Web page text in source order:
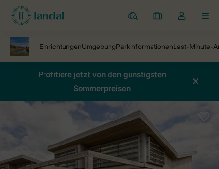
Ferienparks
Meine
Dropdown-
öffnen
Profitiere jetzt von den günstigsten
Sommerpreisen